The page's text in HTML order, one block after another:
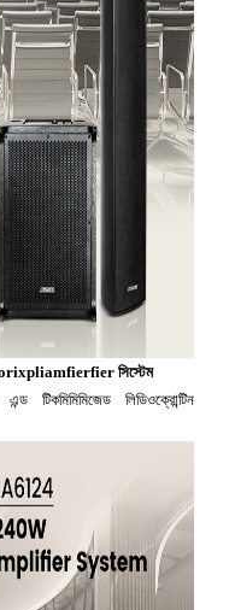
সিস্টেম
টিকমিমিমিজেড লিডিওক্রোন্টিন